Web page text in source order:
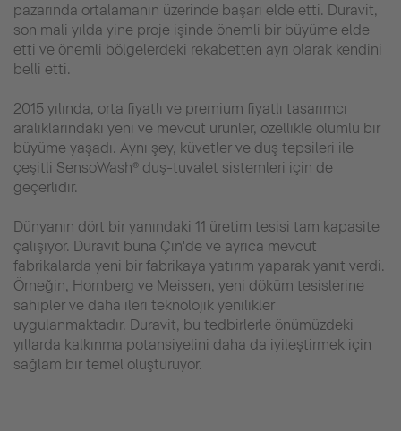
pazarında ortalamanın üzerinde başarı elde etti. Duravit,
son mali yılda yine proje işinde önemli bir büyüme elde
etti ve önemli bölgelerdeki rekabetten ayrı olarak kendini
belli etti.
2015 yılında, orta fiyatlı ve premium fiyatlı tasarımcı
aralıklarındaki yeni ve mevcut ürünler, özellikle olumlu bir
büyüme yaşadı. Aynı şey, küvetler ve duş tepsileri ile
çeşitli SensoWash® duş-tuvalet sistemleri için de
geçerlidir.
Dünyanın dört bir yanındaki 11 üretim tesisi tam kapasite
çalışıyor. Duravit buna Çin'de ve ayrıca mevcut
fabrikalarda yeni bir fabrikaya yatırım yaparak yanıt verdi.
Örneğin, Hornberg ve Meissen, yeni döküm tesislerine
sahipler ve daha ileri teknolojik yenilikler
uygulanmaktadır. Duravit, bu tedbirlerle önümüzdeki
yıllarda kalkınma potansiyelini daha da iyileştirmek için
sağlam bir temel oluşturuyor.